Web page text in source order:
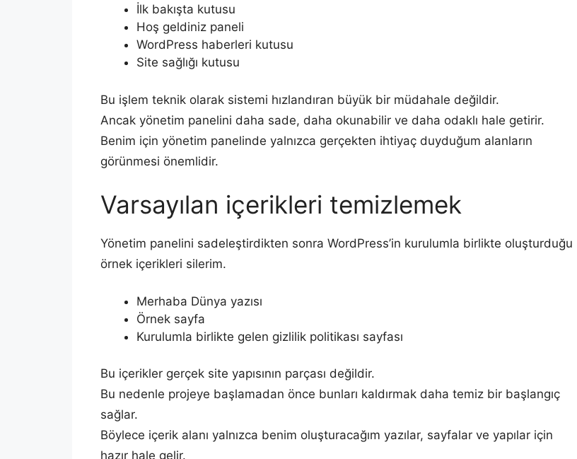
İlk bakışta kutusu
Hoş geldiniz paneli
WordPress haberleri kutusu
Site sağlığı kutusu
Bu işlem teknik olarak sistemi hızlandıran büyük bir müdahale değildir.
Ancak yönetim panelini daha sade, daha okunabilir ve daha odaklı hale getirir.
Benim için yönetim panelinde yalnızca gerçekten ihtiyaç duyduğum alanların
görünmesi önemlidir.
Varsayılan içerikleri temizlemek
Yönetim panelini sadeleştirdikten sonra WordPress’in kurulumla birlikte oluşturduğu
örnek içerikleri silerim.
Merhaba Dünya yazısı
Örnek sayfa
Kurulumla birlikte gelen gizlilik politikası sayfası
Bu içerikler gerçek site yapısının parçası değildir.
Bu nedenle projeye başlamadan önce bunları kaldırmak daha temiz bir başlangıç
sağlar.
Böylece içerik alanı yalnızca benim oluşturacağım yazılar, sayfalar ve yapılar için
hazır hale gelir.